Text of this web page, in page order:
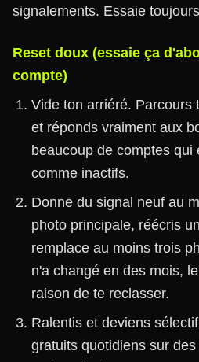
signalements. Essaie
Reset doux (essaie ça
compte)
Vide ton arriéré. Parcours
et réponds vraiment aux
beaucoup de comptes
comme inactifs.
Donne du signal neuf au
photo principale, réécris
remplace au moins trois
n'a changé en des mois,
raison de te reclasser.
Ralentis et deviens
gratuits quotidiens sur